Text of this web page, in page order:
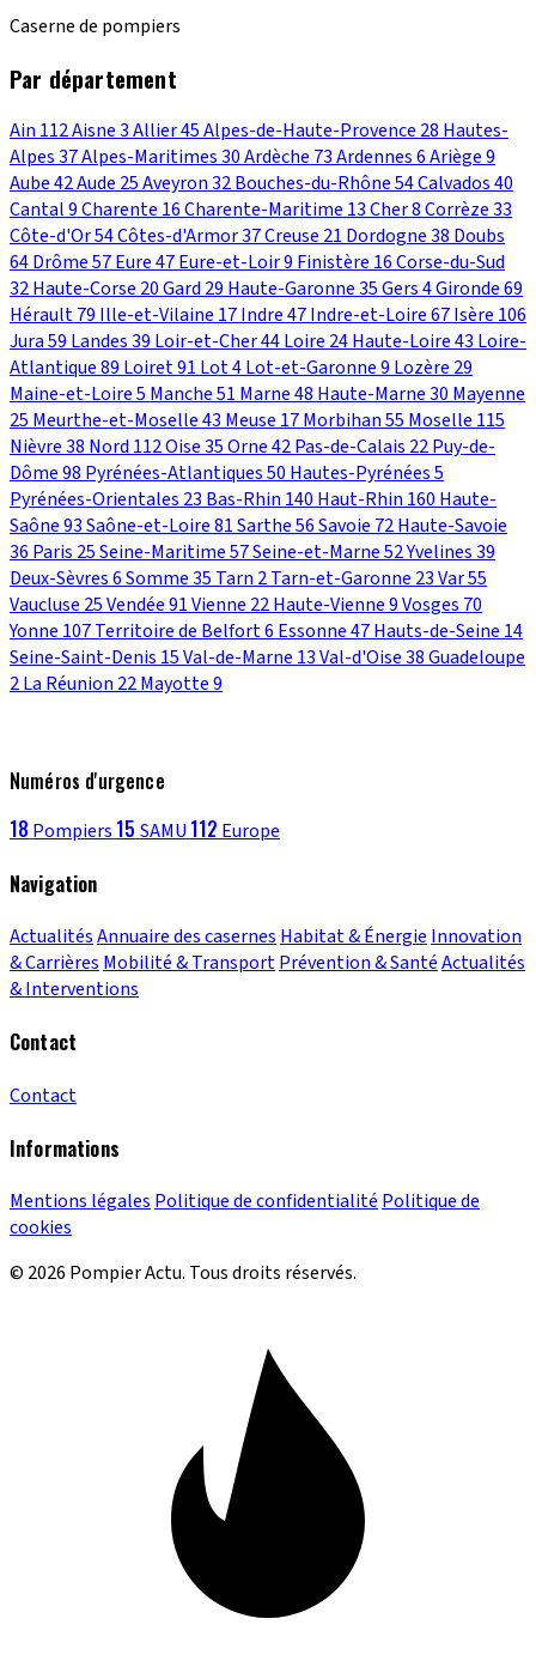
Caserne de pompiers
Par département
Ain 112Aisne3Allier45Alpes-de-Haute-Provence 28 Hautes-
Alpes37Alpes-Maritimes30Ardèche 73Ardennes6Ariège9
Aube42Aude 25Aveyron32Bouches-du-Rhône54Calvados40
Cantal9Charente 16Charente-Maritime 13Cher8Corrèze33
Côte-d'Or54Côtes-d'Armor37Creuse 21 Dordogne38 Doubs
64Drôme57Eure47Eure-et-Loir9 Finistère 16Corse-du-Sud
32Haute-Corse 20Gard 29 Haute-Garonne35Gers4Gironde69
Hérault79 Ille-et-Vilaine 17Indre47Indre-et-Loire67Isère 106
Jura59 Landes39 Loir-et-Cher44Loire 24Haute-Loire43 Loire-
Atlantique89 Loiret91 Lot4Lot-et-Garonne9 Lozère 29
Maine-et-Loire5 Manche51 Marne48 Haute-Marne30 Mayenne
25 Meurthe-et-Moselle43 Meuse 17Morbihan55 Moselle 115
Nièvre38 Nord 112Oise35Orne42Pas-de-Calais 22Puy-de-
Dôme98 Pyrénées-Atlantiques50 Hautes-Pyrénées5
Pyrénées-Orientales 23 Bas-Rhin 140 Haut-Rhin 160 Haute-
Saône93Saône-et-Loire81Sarthe56Savoie 72Haute-Savoie
36 Paris 25Seine-Maritime57Seine-et-Marne52Yvelines39
Deux-Sèvres6Somme35 Tarn 2Tarn-et-Garonne 23Var55
Vaucluse 25Vendée91Vienne 22Haute-Vienne9Vosges 70
Yonne 107Territoire de Belfort6 Essonne47Hauts-de-Seine 14
Seine-Saint-Denis 15Val-de-Marne 13Val-d'Oise38Guadeloupe
2La Réunion 22Mayotte9
Numéros d'urgence
18 Pompiers 15 SAMU 112 Europe
Navigation
ActualitésAnnuaire des casernes Habitat & Énergie Innovation
& Carrières Mobilité & TransportPrévention & SantéActualités
& Interventions
Contact
Contact
Informations
Mentions légales Politique de confidentialité Politique de
cookies
© 2026 Pompier Actu. Tous droits réservés.